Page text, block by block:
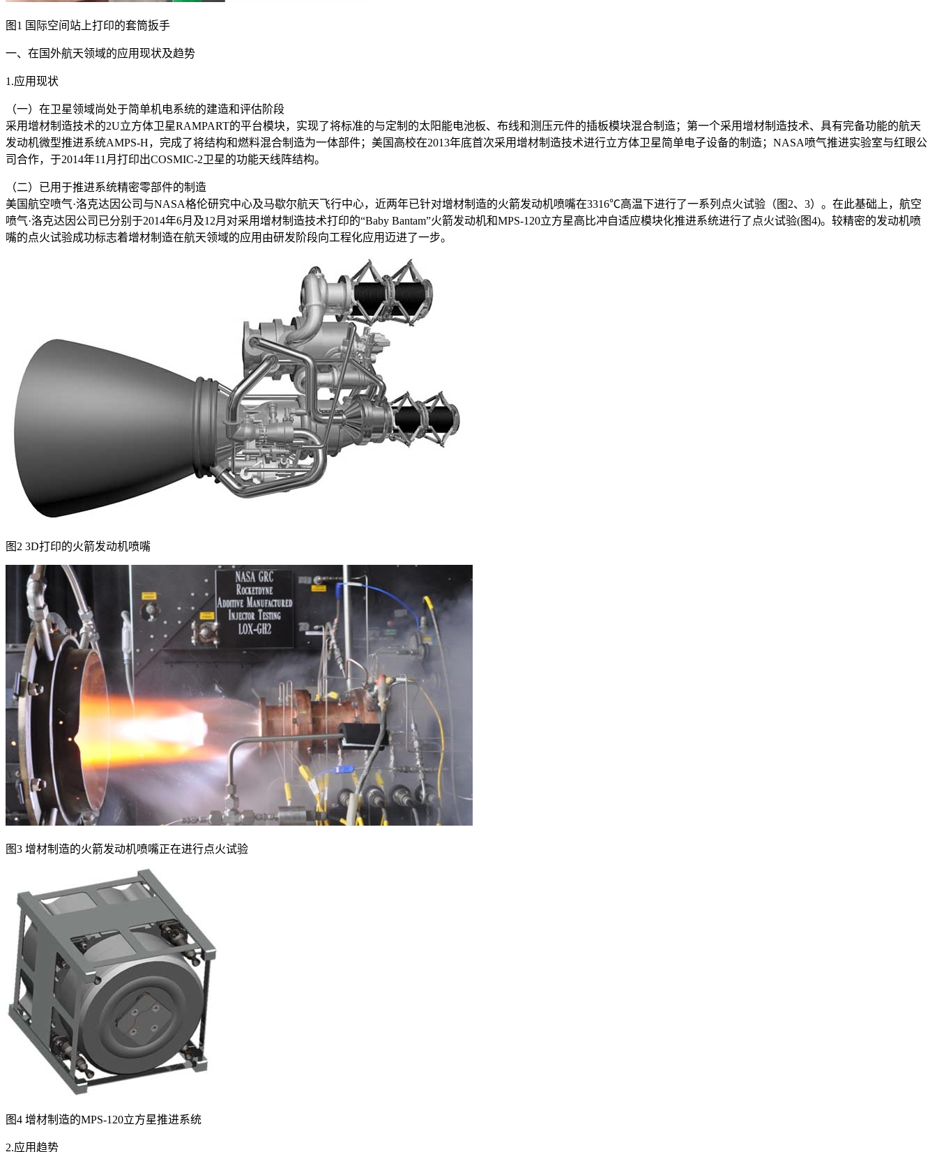
图1 国际空间站上打印的套筒扳手
一、在国外航天领域的应用现状及趋势
1.应用现状
（一）在卫星领域尚处于简单机电系统的建造和评估阶段
采用增材制造技术的2U立方体卫星RAMPART的平台模块，实现了将标准的与定制的太阳能电池板、布线和测压元件的插板模块混合制造；第一个采用增材制造技术、具有完备功能的航天
发动机微型推进系统AMPS-H，完成了将结构和燃料混合制造为一体部件；美国高校在2013年底首次采用增材制造技术进行立方体卫星简单电子设备的制造；NASA喷气推进实验室与红眼公
司合作，于2014年11月打印出COSMIC-2卫星的功能天线阵结构。
（二）已用于推进系统精密零部件的制造
美国航空喷气·洛克达因公司与NASA格伦研究中心及马歇尔航天飞行中心，近两年已针对增材制造的火箭发动机喷嘴在3316℃高温下进行了一系列点火试验（图2、3）。在此基础上，航空
喷气·洛克达因公司已分别于2014年6月及12月对采用增材制造技术打印的“Baby Bantam”火箭发动机和MPS-120立方星高比冲自适应模块化推进系统进行了点火试验(图4)。较精密的发动机喷
嘴的点火试验成功标志着增材制造在航天领域的应用由研发阶段向工程化应用迈进了一步。
图2 3D打印的火箭发动机喷嘴
图3 增材制造的火箭发动机喷嘴正在进行点火试验
图4 增材制造的MPS-120立方星推进系统
2.应用趋势